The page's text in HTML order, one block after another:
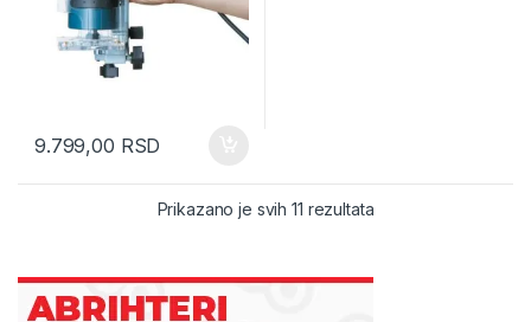
9.799,00 RSD
Prikazano je svih 11 rezultataSorted by latest